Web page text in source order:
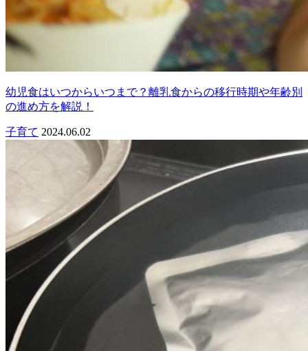
幼児食はいつからいつまで？離乳食からの移行時期や年齢別
の進め方を解説！
子育て 2024.06.02